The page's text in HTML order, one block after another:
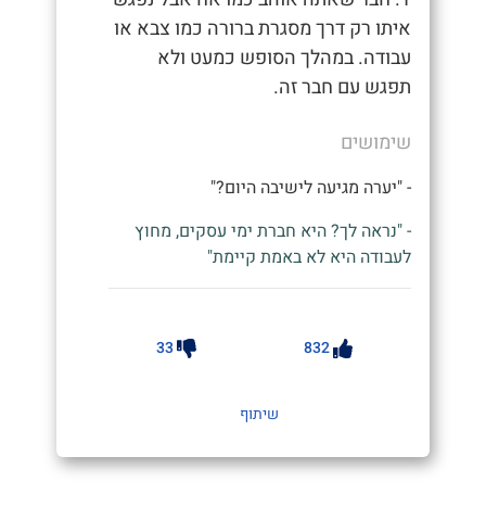
איתו רק דרך מסגרת ברורה כמו צבא או
עבודה. במהלך הסופש כמעט ולא
תפגש עם חבר זה.
שימושים
- "יערה מגיעה לישיבה היום?"
- "נראה לך? היא חברת ימי עסקים, מחוץ
לעבודה היא לא באמת קיימת"
832
33
שיתוף